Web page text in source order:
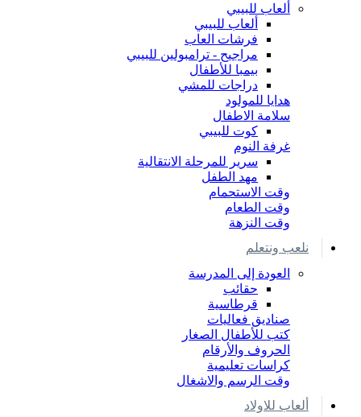
ألعاب للبيبي
ألعاب للبيبي
فرشات العاب
مراجيح - ترامبولين للبيبي
بيمبا للأطفال
دراجات للمشي
هدايا للمولود
سلامة الاطفال
كوت للبيبي
غرفة النوم
سرير للمرحلة الانتقالية
مهد الطفل
وقت الاستحمام
وقت الطعام
وقت النزهة
نلعب ونتعلم
العودة إلى المدرسة
حقائب
قرطاسية
صناديق فعاليات
كتب للأطفال الصغار
الحروف والأرقام
كراسات تعليمية
وقت الرسم والاشغال
ألعاب للاولاد